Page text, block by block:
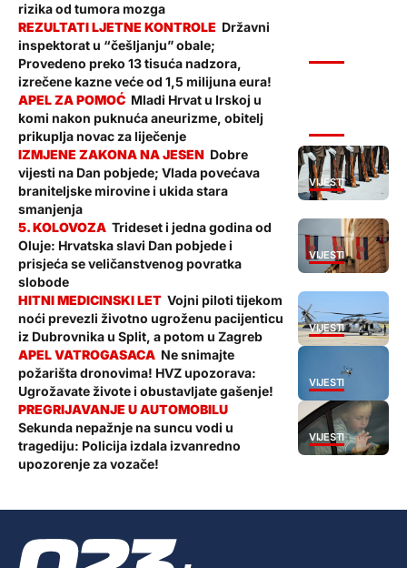
rizika od tumora mozga
Državni
inspektorat u “češljanju” obale;
Provedeno preko 13 tisuća nadzora,
izrečene kazne veće od 1,5 milijuna eura!
Mladi Hrvat u Irskoj u
komi nakon puknuća aneurizme, obitelj
prikuplja novac za liječenje
VIJESTI
Dobre
vijesti na Dan pobjede; Vlada povećava
braniteljske mirovine i ukida stara
smanjenja
VIJESTI
Trideset i jedna godina od
Oluje: Hrvatska slavi Dan pobjede i
prisjeća se veličanstvenog povratka
slobode
VIJESTI
Vojni piloti tijekom
noći prevezli životno ugroženu pacijenticu
iz Dubrovnika u Split, a potom u Zagreb
VIJESTI
Ne snimajte
požarišta dronovima! HVZ upozorava:
Ugrožavate živote i obustavljate gašenje!
VIJESTI
Sekunda nepažnje na suncu vodi u
tragediju: Policija izdala izvanredno
upozorenje za vozače!